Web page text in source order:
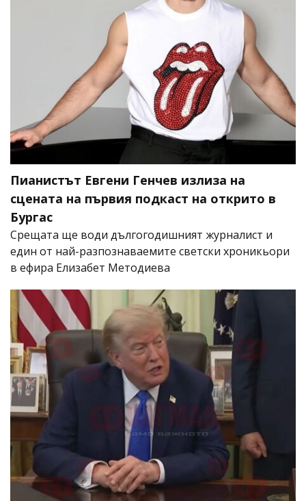
Пианистът Евгени Генчев излиза на
сцената на първия подкаст на открито в
Бургас
Срещата ще води дългогодишният журналист и
един от най-разпознаваемите светски хроникьори
в ефира Елизабет Методиева